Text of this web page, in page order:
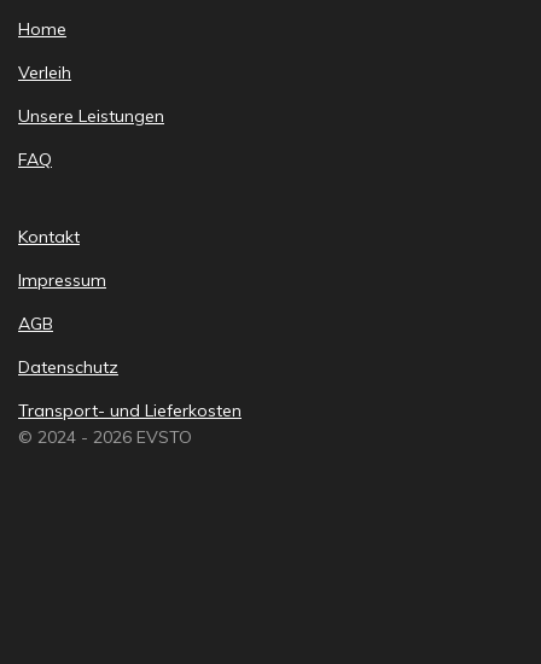
Home
Verleih
Unsere Leistungen
FAQ
Kontakt
Impressum
AGB
Datenschutz
Transport- und Lieferkosten
© 2024 - 2026 EVSTO